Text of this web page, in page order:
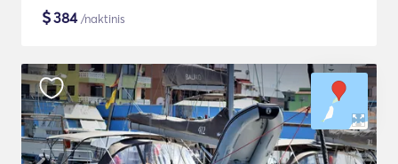
$384/naktinis